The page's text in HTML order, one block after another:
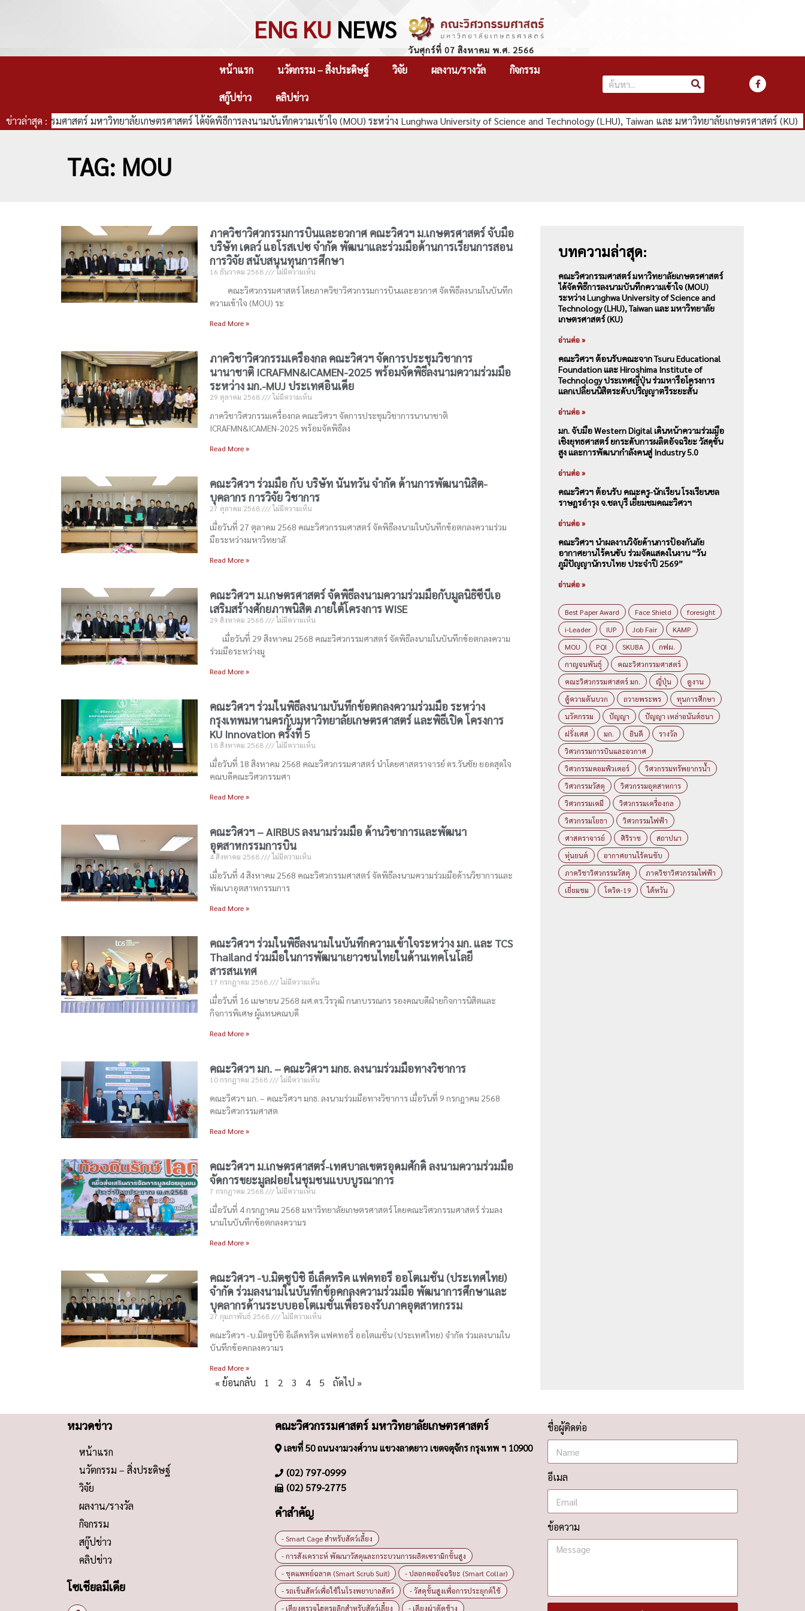
ENG KU NEWS
วันศุกร์ที่ 07 สิงหาคม พ.ศ. 2566
หน้าแรก นวัตกรรม – สิ่งประดิษฐ์ วิจัย ผลงาน/รางวัล กิจกรรม
สกู๊ปข่าว
คลิปข่าว
ข่าวล่าสุด :
ณะวิศวกรรมศาสตร์ มหาวิทยาลัยเกษตรศาสตร์ ได้จัดพิธีการลงนามบันทึกความเข้าใจ (MOU) ระหว่าง Lunghwa University of Science and Technology (LHU), Taiwan และ มหาวิทยาลัยเกษตรศาสตร์ (KU)
TAG: MOU
ภาควิชาวิศวกรรมการบินและอวกาศ คณะวิศวฯ ม.เกษตรศาสตร์ จับมือ
บริษัท เดลว์ แอโรสเปซ จำกัด พัฒนาและร่วมมือด้านการเรียนการสอน
การวิจัย สนับสนุนทุนการศึกษา
16 ธันวาคม 2568 ไม่มีความเห็น
คณะวิศวกรรมศาสตร์ โดยภาควิชาวิศวกรรมการบินและอวกาศ จัดพิธีลงนามในบันทึก
ความเข้าใจ (MOU) ระ
Read More »
ภาควิชาวิศวกรรมเครื่องกล คณะวิศวฯ จัดการประชุมวิชาการ
นานาชาติ ICRAFMN&ICAMEN-2025 พร้อมจัดพิธีลงนามความร่วมมือ
ระหว่าง มก.-MUJ ประเทศอินเดีย
29 ตุลาคม 2568 ไม่มีความเห็น
ภาควิชาวิศวกรรมเครื่องกล คณะวิศวฯ จัดการประชุมวิชาการนานาชาติ
ICRAFMN&ICAMEN-2025 พร้อมจัดพิธีลง
Read More »
คณะวิศวฯ ร่วมมือ กับ บริษัท นันทวัน จำกัด ด้านการพัฒนานิสิต-
บุคลากร การวิจัย วิชาการ
27 ตุลาคม 2568 ไม่มีความเห็น
เมื่อวันที่ 27 ตุลาคม 2568 คณะวิศวกรรมศาสตร์ จัดพิธีลงนามในบันทึกข้อตกลงความร่วม
มือระหว่างมหาวิทยาลั
Read More »
คณะวิศวฯ ม.เกษตรศาสตร์ จัดพิธีลงนามความร่วมมือกับมูลนิธิซีบีเอ
เสริมสร้างศักยภาพนิสิต ภายใต้โครงการ WISE
29 สิงหาคม 2568 ไม่มีความเห็น
เมื่อวันที่ 29 สิงหาคม 2568 คณะวิศวกรรมศาสตร์ จัดพิธีลงนามในบันทึกข้อตกลงความ
ร่วมมือระหว่างมู
Read More »
คณะวิศวฯ ร่วมในพิธีลงนามบันทึกข้อตกลงความร่วมมือ ระหว่าง
กรุงเทพมหานครกับมหาวิทยาลัยเกษตรศาสตร์ และพิธีเปิด โครงการ
KU Innovation ครั้งที่ 5
18 สิงหาคม 2568 ไม่มีความเห็น
เมื่อวันที่ 18 สิงหาคม 2568 คณะวิศวกรรมศาสตร์ นำโดยศาสตราจารย์ ดร.วันชัย ยอดสุดใจ
คณบดีคณะวิศวกรรมศา
Read More »
คณะวิศวฯ – AIRBUS ลงนามร่วมมือ ด้านวิชาการและพัฒนา
อุตสาหกรรมการบิน
4 สิงหาคม 2568 ไม่มีความเห็น
เมื่อวันที่ 4 สิงหาคม 2568 คณะวิศวกรรมศาสตร์ จัดพิธีลงนามความร่วมมือด้านวิชาการและ
พัฒนาอุตสาหกรรมการ
Read More »
คณะวิศวฯ ร่วมในพิธีลงนามในบันทึกความเข้าใจระหว่าง มก. และ TCS
Thailand ร่วมมือในการพัฒนาเยาวชนไทยในด้านเทคโนโลยี
สารสนเทศ
17 กรกฎาคม 2568 ไม่มีความเห็น
เมื่อวันที่ 16 เมษายน 2568 ผศ.ดร.วีรวุฒิ กนกบรรณกร รองคณบดีฝ่ายกิจการนิสิตและ
กิจการพิเศษ ผู้แทนคณบดี
Read More »
คณะวิศวฯ มก. – คณะวิศวฯ มกธ. ลงนามร่วมมือทางวิชาการ
10 กรกฎาคม 2568 ไม่มีความเห็น
คณะวิศวฯ มก. – คณะวิศวฯ มกธ. ลงนามร่วมมือทางวิชาการ เมื่อวันที่ 9 กรกฎาคม 2568
คณะวิศวกรรมศาสต
Read More »
คณะวิศวฯ ม.เกษตรศาสตร์-เทศบาลเขตรอุดมศักดิ์ ลงนามความร่วมมือ
จัดการขยะมูลฝอยในชุมชนแบบบูรณาการ
7 กรกฎาคม 2568 ไม่มีความเห็น
เมื่อวันที่ 4 กรกฎาคม 2568 มหาวิทยาลัยเกษตรศาสตร์ โดยคณะวิศวกรรมศาสตร์ ร่วมลง
นามในบันทึกข้อตกลงความร
Read More »
คณะวิศวฯ -บ.มิตซูบิชิ อีเล็คทริค แฟคทอรี่ ออโตเมชั่น (ประเทศไทย)
จำกัด ร่วมลงนามในบันทึกข้อคกลงความร่วมมือ พัฒนาการศึกษาและ
บุคลากรด้านระบบออโตเมชั่นเพื่อรองรับภาคอุตสาหกรรม
27 กุมภาพันธ์ 2568 ไม่มีความเห็น
คณะวิศวฯ -บ.มิตซูบิชิ อีเล็คทริค แฟคทอรี่ ออโตเมชั่น (ประเทศไทย) จำกัด ร่วมลงนามใน
บันทึกข้อคกลงความร
Read More »
« ย้อนกลับ 1 2 3 4 5 ถัดไป »
บทความล่าสุด:
คณะวิศวกรรมศาสตร์ มหาวิทยาลัยเกษตรศาสตร์
ได้จัดพิธีการลงนามบันทึกความเข้าใจ (MOU)
ระหว่าง Lunghwa University of Science and
Technology (LHU), Taiwan และ มหาวิทยาลัย
เกษตรศาสตร์ (KU)
อ่านต่อ »
คณะวิศวฯ ต้อนรับคณะจาก Tsuru Educational
Foundation และ Hiroshima Institute of
Technology ประเทศญี่ปุ่น ร่วมหารือโครงการ
แลกเปลี่ยนนิสิตระดับปริญญาตรีระยะสั้น
อ่านต่อ »
มก. จับมือ Western Digital เดินหน้าความร่วมมือ
เชิงยุทธศาสตร์ ยกระดับการผลิตอัจฉริยะ วัสดุขั้น
สูง และการพัฒนากำลังคนสู่ Industry 5.0
อ่านต่อ »
คณะวิศวฯ ต้อนรับ คณะครู-นักเรียน โรงเรียนชล
ราษฎรอำรุง จ.ชลบุรี เยี่ยมชมคณะวิศวฯ
อ่านต่อ »
คณะวิศวฯ นำผลงานวิจัยด้านการป้องกันภัย
อากาศยานไร้คนขับ ร่วมจัดแสดงในงาน “วัน
ภูมิปัญญานักรบไทย ประจำปี 2569”
อ่านต่อ »
Best Paper Award Face Shield
foresight
i-Leader
IUP Job Fair
KAMP
MOU
PQI SKUBA
กฟผ.
กาญจนพันธุ์
คณะวิศวกรรมศาสตร์
คณะวิศวกรรมศาสตร์ มก.
ญี่ปุ่น
ดูงาน
ตู้ความดันบวก
ถวายพระพร
ทุนการศึกษา
นวัตกรรม
ปัญญา
ปัญญา เหล่าอนันต์ธนา
ฝรั่งเศส
มก. ยินดี
รางวัล
วิศวกรรมการบินและอวกาศ
วิศวกรรมคอมพิวเตอร์
วิศวกรรมทรัพยากรน้ำ
วิศวกรรมวัสดุ
วิศวกรรมอุตสาหการ
วิศวกรรมเคมี
วิศวกรรมเครื่องกล
วิศวกรรมโยธา
วิศวกรรมไฟฟ้า
ศาสตราจารย์
ศิริราช
สถาปนา
หุ่นยนต์
อากาศยานไร้คนขับ
ภาควิชาวิศวกรรมวัสดุ
ภาควิชาวิศวกรรมไฟฟ้า
เยี่ยมชม
โควิด-19 ไต้หวัน
หมวดข่าว
หน้าแรก
นวัตกรรม – สิ่งประดิษฐ์
วิจัย
ผลงาน/รางวัล
กิจกรรม
สกู๊ปข่าว
คลิปข่าว
โซเชียลมีเดีย
คณะวิศวกรรมศาสตร์ มหาวิทยาลัยเกษตรศาสตร์
เลขที่ 50 ถนนงามวงศ์วาน แขวงลาดยาว เขตจตุจักร กรุงเทพ ฯ 10900
(02) 797-0999
(02) 579-2775
คำสำคัญ
- Smart Cage สำหรับสัตว์เลี้ยง
- การสังเคราะห์ พัฒนาวัสดุและกระบวนการผลิตเซรามิกขั้นสูง
- ชุดแพทย์ฉลาด (Smart Scrub Suit)
- ปลอกคออัจฉริยะ (Smart Collar)
- รถเข็นสัตว์เพื่อใช้ในโรงพยาบาลสัตว์
- วัสดุขั้นสูงเพื่อการประยุกต์ใช้
- เตียงตรวจไฮดรอลิกสำหรับสัตว์เลี้ยง
- เตียงผ่าตัดช้าง
ชื่อผู้ติดต่อ
อีเมล
ข้อความ